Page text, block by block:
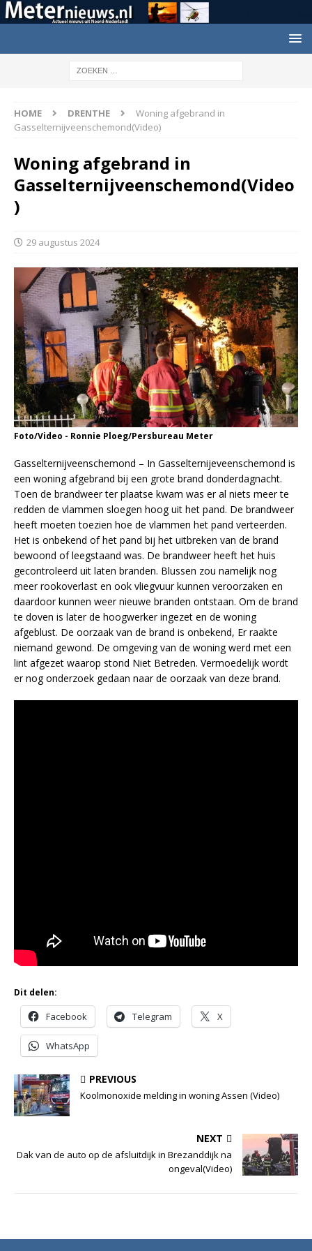
HOME DRENTHE
Woning afgebrand in
Gasselternijveenschemond(Video)
Woning afgebrand in
Gasselternijveenschemond(Video
)
29 augustus 2024
Foto/Video - Ronnie Ploeg/Persbureau Meter
Gasselternijveenschemond – In Gasselternijeveenschemond is
een woning afgebrand bij een grote brand donderdagnacht.
Toen de brandweer ter plaatse kwam was er al niets meer te
redden de vlammen sloegen hoog uit het pand. De brandweer
heeft moeten toezien hoe de vlammen het pand verteerden.
Het is onbekend of het pand bij het uitbreken van de brand
bewoond of leegstaand was. De brandweer heeft het huis
gecontroleerd uit laten branden. Blussen zou namelijk nog
meer rookoverlast en ook vliegvuur kunnen veroorzaken en
daardoor kunnen weer nieuwe branden ontstaan. Om de brand
te doven is later de hoogwerker ingezet en de woning
afgeblust. De oorzaak van de brand is onbekend, Er raakte
niemand gewond. De omgeving van de woning werd met een
lint afgezet waarop stond Niet Betreden. Vermoedelijk wordt
er nog onderzoek gedaan naar de oorzaak van deze brand.
Dit delen:
Facebook Telegram X
WhatsApp
PREVIOUS
Koolmonoxide melding in woning Assen (Video)
NEXT
Dak van de auto op de afsluitdijk in Brezanddijk na
ongeval(Video)